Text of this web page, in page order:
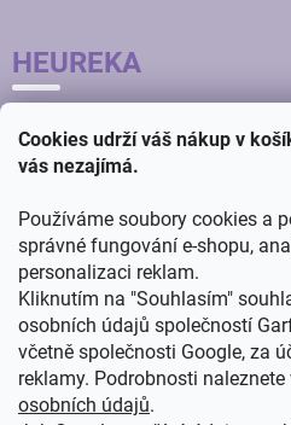
Cookies udrží váš nákup v
vás nezajímá.
Používáme soubory cookies a
správné fungování e-shopu,
personalizaci reklam.
Kliknutím na "Souhlasím"
osobních údajů společností
včetně společnosti Google, za
reklamy. Podrobnosti naleznete
osobních údajů.
HEUREKA